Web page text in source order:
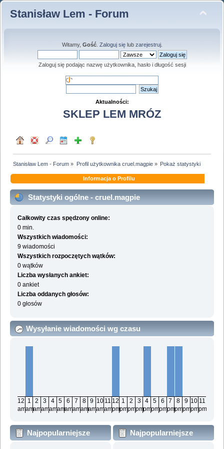
Stanisław Lem - Forum
Witamy, Gość. Zaloguj sięlub zarejestruj.
Zaloguj się podając nazwę użytkownika, hasło i długość sesji
Aktualności:
SKLEP LEM MRÓZ
Stanisław Lem - Forum » Profil użytkownika cruel.magpie» Pokaż statystyki
Informacja o Profilu
Statystyki ogólne - cruel.magpie
Całkowity czas spędzony online:
0 min.
Wszystkich wiadomości:
9 wiadomości
Wszystkich rozpoczętych wątków:
0 wątków
Liczba wysłanych ankiet:
0 ankiet
Liczba oddanych głosów:
0 głosów
Wysyłanie wiadomości wg czasu
12
am
1
am
2
am
3
am
4
am
5
am
6
am
7
am
8
am
9
am
10
am
11
am
12
pm
1
pm
2
pm
3
pm
4
pm
5
pm
6
pm
7
pm
8
pm
9
pm
10
pm
11
pm
Najpopularniejsze
Najpopularniejsze